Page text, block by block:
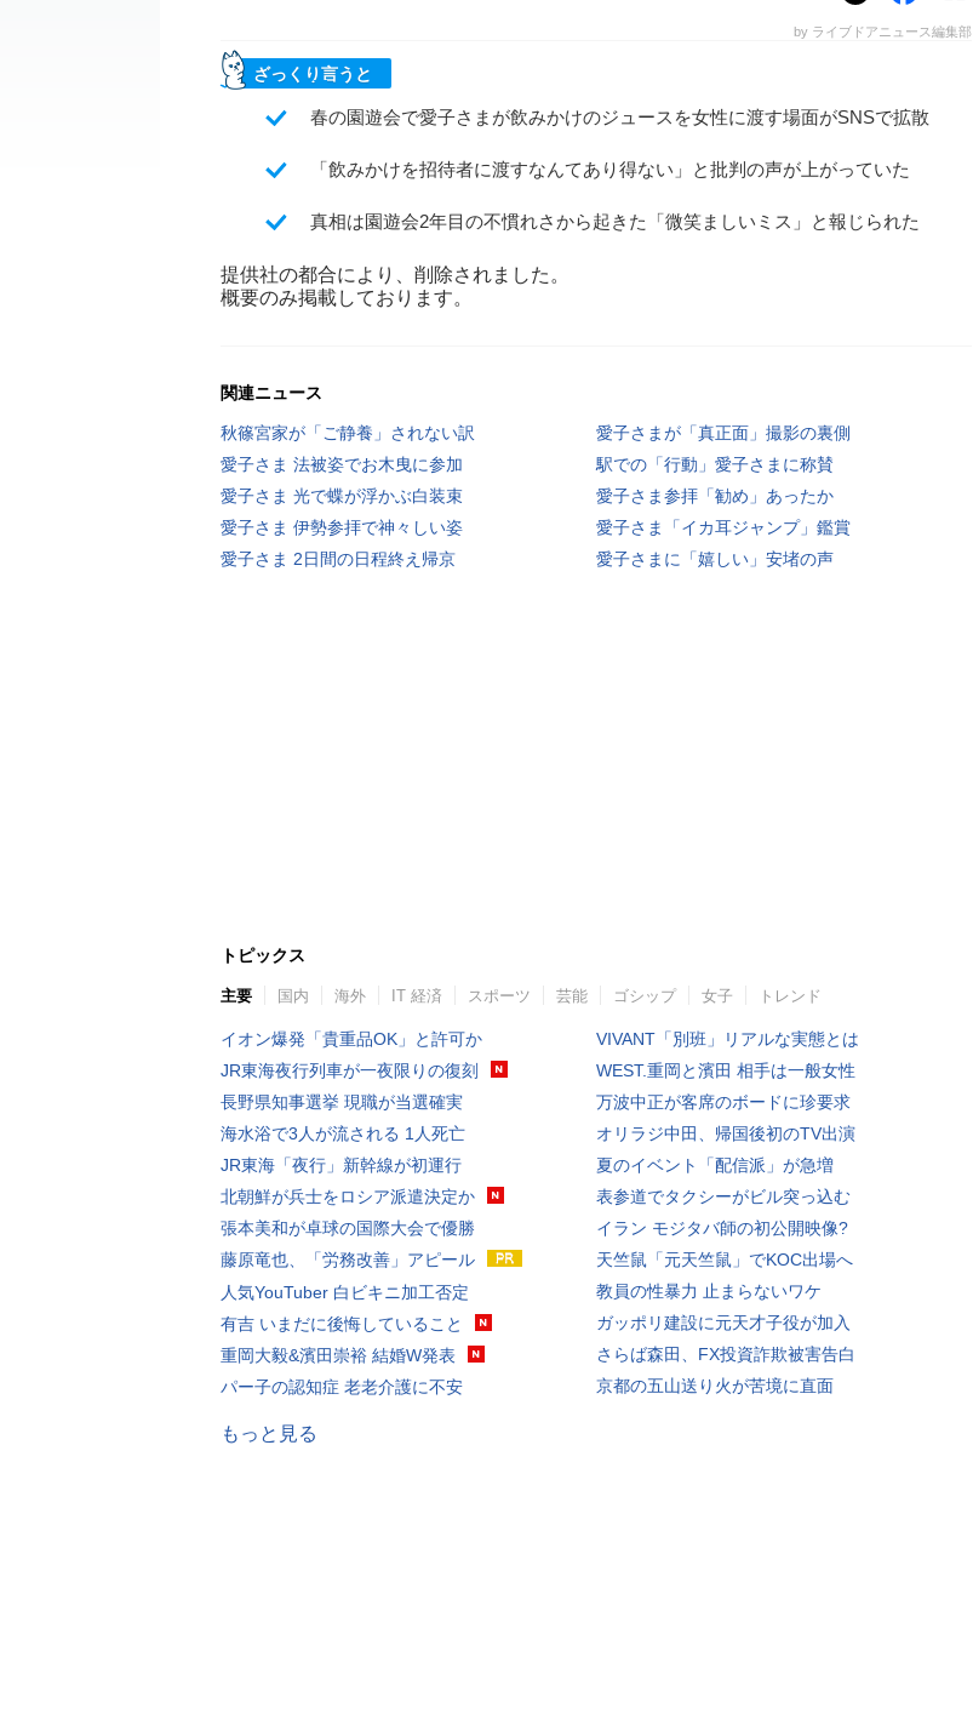
by ライブドアニュース編集部
ざっくり言うと
春の園遊会で愛子さまが飲みかけのジュースを女性に渡す場面がSNSで拡散
「飲みかけを招待者に渡すなんてあり得ない」と批判の声が上がっていた
真相は園遊会2年目の不慣れさから起きた「微笑ましいミス」と報じられた
提供社の都合により、削除されました。
概要のみ掲載しております。
関連ニュース
秋篠宮家が「ご静養」されない訳
愛子さまが「真正面」撮影の裏側
愛子さま 法被姿でお木曳に参加
駅での「行動」愛子さまに称賛
愛子さま 光で蝶が浮かぶ白装束
愛子さま参拝「勧め」あったか
愛子さま 伊勢参拝で神々しい姿
愛子さま「イカ耳ジャンプ」鑑賞
愛子さま 2日間の日程終え帰京
愛子さまに「嬉しい」安堵の声
トピックス
主要 国内 海外 IT 経済 スポーツ 芸能 ゴシップ 女子 トレンド
イオン爆発「貴重品OK」と許可か
JR東海夜行列車が一夜限りの復刻
長野県知事選挙 現職が当選確実
海水浴で3人が流される 1人死亡
JR東海「夜行」新幹線が初運行
北朝鮮が兵士をロシア派遣決定か
張本美和が卓球の国際大会で優勝
藤原竜也、「労務改善」アピール
人気YouTuber 白ビキニ加工否定
有吉 いまだに後悔していること
重岡大毅&濱田崇裕 結婚W発表
パー子の認知症 老老介護に不安
VIVANT「別班」リアルな実態とは
WEST.重岡と濱田 相手は一般女性
万波中正が客席のボードに珍要求
オリラジ中田、帰国後初のTV出演
夏のイベント「配信派」が急増
表参道でタクシーがビル突っ込む
イラン モジタバ師の初公開映像?
天竺鼠「元天竺鼠」でKOC出場へ
教員の性暴力 止まらないワケ
ガッポリ建設に元天才子役が加入
さらば森田、FX投資詐欺被害告白
京都の五山送り火が苦境に直面
もっと見る